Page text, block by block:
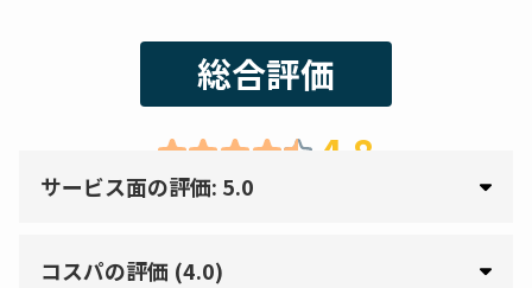
総合評価
4.8
サービス面の評価: 5.0
コスパの評価 (4.0)